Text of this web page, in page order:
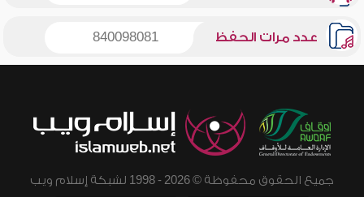
عدد مرات الحفظ 840098081
جميع الحقوق محفوظة © 2026 - 1998 لشبكة إسلام ويب